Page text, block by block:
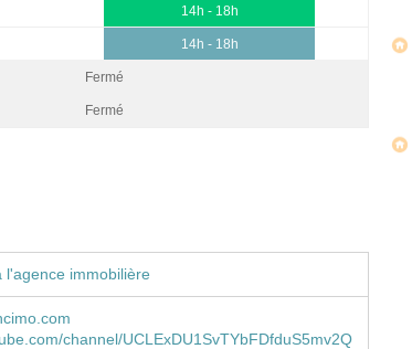
14h - 18h
14h - 18h
Fermé
Fermé
l'agence immobilière
channel/UCLExDU1SvTYbFDfduS5mv2Q